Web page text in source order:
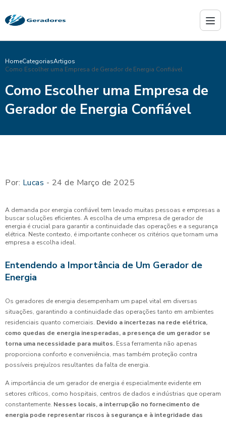
HomeCategoriasArtigos
Como Escolher uma Empresa de Gerador de Energia Confiável
Como Escolher uma Empresa de
Gerador de Energia Confiável
Por: Lucas - 24 de Março de 2025
A demanda por energia confiável tem levado muitas pessoas e empresas a
buscar soluções eficientes. A escolha de uma empresa de gerador de
energia é crucial para garantir a continuidade das operações e a segurança
elétrica. Neste contexto, é importante conhecer os critérios que tornam uma
empresa a escolha ideal.
Entendendo a Importância de Um Gerador de
Energia
Os geradores de energia desempenham um papel vital em diversas
situações, garantindo a continuidade das operações tanto em ambientes
residenciais quanto comerciais. Devido a incertezas na rede elétrica,
como quedas de energia inesperadas, a presença de um gerador se
torna uma necessidade para muitos. Essa ferramenta não apenas
proporciona conforto e conveniência, mas também proteção contra
possíveis prejuízos resultantes da falta de energia.
A importância de um gerador de energia é especialmente evidente em
setores críticos, como hospitais, centros de dados e indústrias que operam
constantemente. Nesses locais, a interrupção no fornecimento de
energia pode representar riscos à segurança e à integridade das